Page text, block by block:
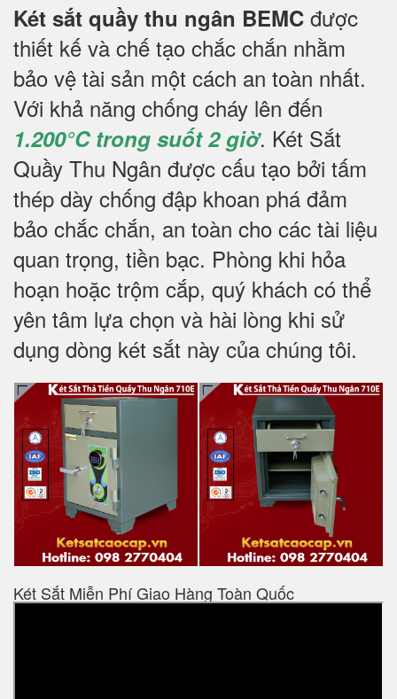
Két sắt quầy thu ngân BEMC được
thiết kế và chế tạo chắc chắn nhằm
bảo vệ tài sản một cách an toàn nhất.
Với khả năng chống cháy lên đến
1.200°C trong suốt 2 giờ. Két Sắt
Quầy Thu Ngân được cấu tạo bởi tấm
thép dày chống đập khoan phá đảm
bảo chắc chắn, an toàn cho các tài liệu
quan trọng, tiền bạc. Phòng khi hỏa
hoạn hoặc trộm cắp, quý khách có thể
yên tâm lựa chọn và hài lòng khi sử
dụng dòng két sắt này của chúng tôi.
Két Sắt Miễn Phí Giao Hàng Toàn Quốc